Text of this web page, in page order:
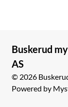
Buskerud
AS
© 2026
Powered by